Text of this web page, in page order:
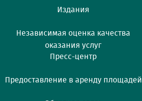
Издания
Независимая оценка качества
оказания услуг
Пресс-центр
Предоставление в аренду площадей